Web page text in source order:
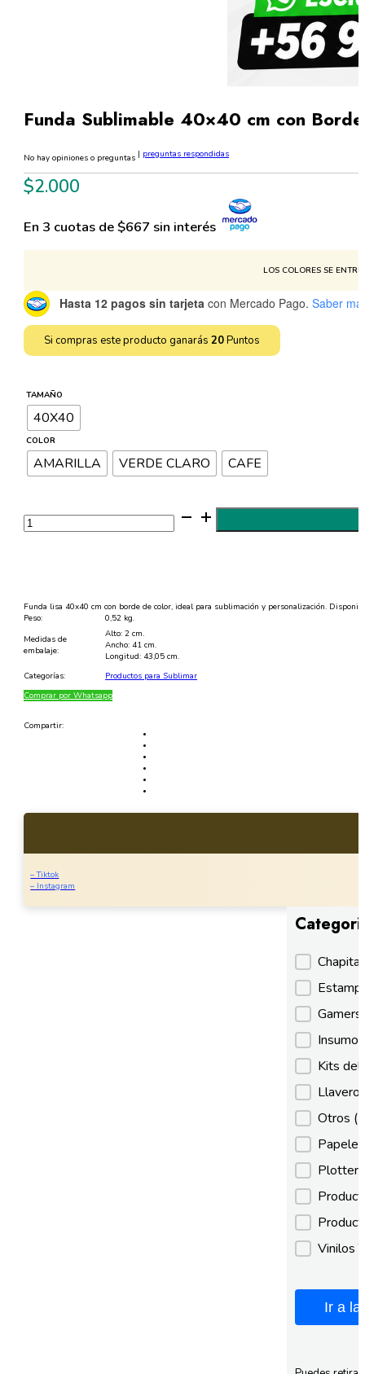
Funda Sublimable 40×40 cm con
No hay opiniones o preguntas | preguntas respondidas
$2.000
En 3 cuotas de $667 sin interés
LOS COLORES SE
Hasta 12 pagos sin tarjeta con Mercado Pago. Saber
Si compras este producto ganarás20Puntos
TAMAÑO
40X40
COLOR
AMARILLA VERDE CLARO CAFE
Funda
Sublimable
40x40
cantidad
Funda lisa 40x40 cm con borde de color, ideal para sublimación y personalización.
Peso:
0,52 kg.
Medidas de
embalaje:
Alto: 2 cm.
Ancho: 41 cm.
Longitud: 43,05 cm.
Categorías:
Productos para Sublimar
Comprar por Whatsapp
Compartir:
– Tiktok
– Instagram
Gamers
Kits
Otros
Vinilos
Ir a la